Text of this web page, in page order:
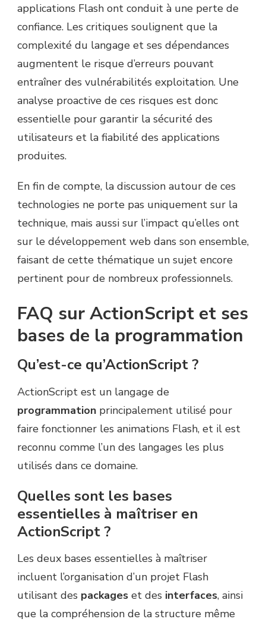
applications Flash ont conduit à une perte de
confiance. Les critiques soulignent que la
complexité du langage et ses dépendances
augmentent le risque d’erreurs pouvant
entraîner des vulnérabilités exploitation. Une
analyse proactive de ces risques est donc
essentielle pour garantir la sécurité des
utilisateurs et la fiabilité des applications
produites.
En fin de compte, la discussion autour de ces
technologies ne porte pas uniquement sur la
technique, mais aussi sur l’impact qu’elles ont
sur le développement web dans son ensemble,
faisant de cette thématique un sujet encore
pertinent pour de nombreux professionnels.
FAQ sur ActionScript et ses
bases de la programmation
Qu’est-ce qu’ActionScript ?
ActionScript est un langage de
programmation principalement utilisé pour
faire fonctionner les animations Flash, et il est
reconnu comme l’un des langages les plus
utilisés dans ce domaine.
Quelles sont les bases
essentielles à maîtriser en
ActionScript ?
Les deux bases essentielles à maîtriser
incluent l’organisation d’un projet Flash
utilisant des packages et des interfaces, ainsi
que la compréhension de la structure même